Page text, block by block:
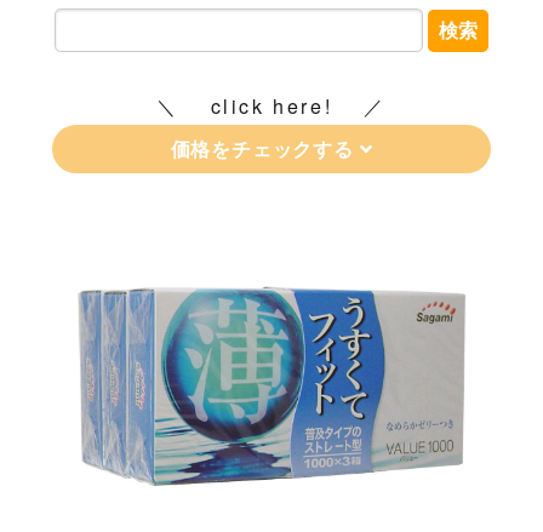
検索
click here!
価格をチェックする